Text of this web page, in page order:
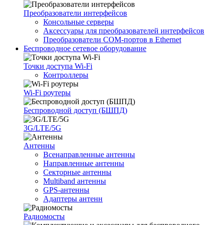
Преобразователи интерфейсов
Консольные серверы
Аксессуары для преобразователей интерфейсов
Преобразователи COM-портов в Ethernet
Беспроводное сетевое оборудование
Точки доступа Wi-Fi
Контроллеры
Wi-Fi роутеры
Беспроводной доступ (БШПД)
3G/LTE/5G
Антенны
Всенаправленные антенны
Направленные антенны
Секторные антенны
Multiband антенны
GPS-антенны
Адаптеры антенн
Радиомосты